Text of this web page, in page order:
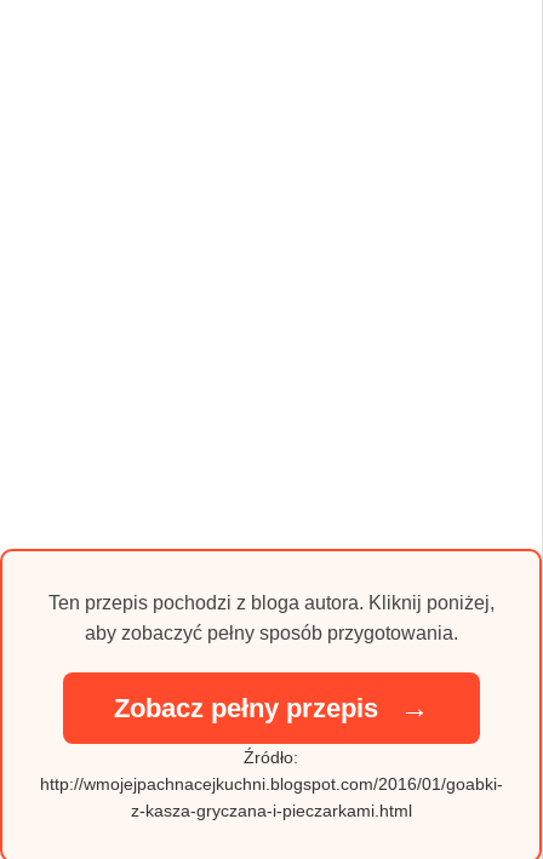
Ten przepis pochodzi z bloga autora. Kliknij poniżej,
aby zobaczyć pełny sposób przygotowania.
Zobacz pełny przepis →
Źródło:
http://wmojejpachnacejkuchni.blogspot.com/2016/01/goabki-
z-kasza-gryczana-i-pieczarkami.html